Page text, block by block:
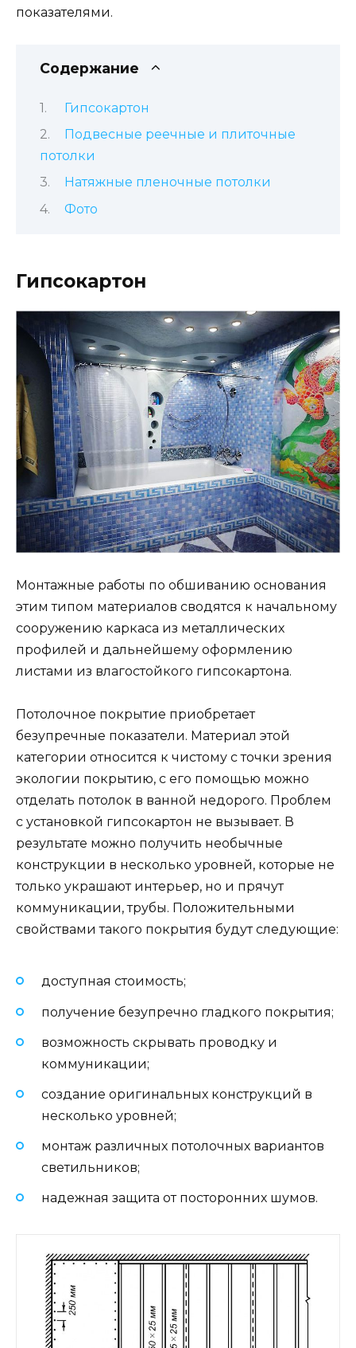
показателями.
Содержание
Гипсокартон
Подвесные реечные и плиточные
потолки
Натяжные пленочные потолки
Фото
Гипсокартон
Монтажные работы по обшиванию основания
этим типом материалов сводятся к начальному
сооружению каркаса из металлических
профилей и дальнейшему оформлению
листами из влагостойкого гипсокартона.
Потолочное покрытие приобретает
безупречные показатели. Материал этой
категории относится к чистому с точки зрения
экологии покрытию, с его помощью можно
отделать потолок в ванной недорого. Проблем
с установкой гипсокартон не вызывает. В
результате можно получить необычные
конструкции в несколько уровней, которые не
только украшают интерьер, но и прячут
коммуникации, трубы. Положительными
свойствами такого покрытия будут следующие:
доступная стоимость;
получение безупречно гладкого покрытия;
возможность скрывать проводку и
коммуникации;
создание оригинальных конструкций в
несколько уровней;
монтаж различных потолочных вариантов
светильников;
надежная защита от посторонних шумов.